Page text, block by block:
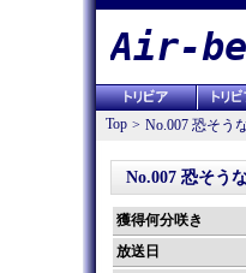
Air-be
Top > No.007 恐そう
No.007 恐そう
獲得何分咲き
放送日